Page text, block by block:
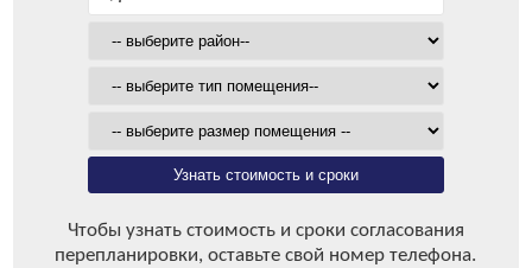
Узнать стоимость и сроки
Чтобы узнать стоимость и сроки согласования
перепланировки, оставьте свой номер телефона.